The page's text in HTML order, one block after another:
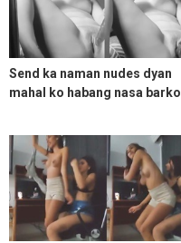
Send ka naman nudes dyan
mahal ko habang nasa barko